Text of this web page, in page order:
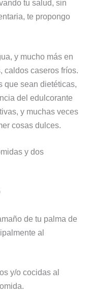
tu salud, sin
te propongo
y mucho más en
caldos caseros fríos.
que sean dietéticas,
del edulcorante
y muchas veces
cosas dulces.
y dos
de tu palma de
al
y/o cocidas al